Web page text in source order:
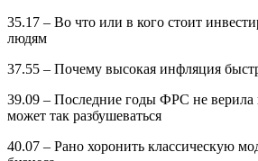
35.17 – Во что или в кого стоит
людям
37.55 – Почему высокая инфляция
39.09 – Последние годы ФРС не верила
может так разбушеваться
40.07 – Рано хоронить классическую